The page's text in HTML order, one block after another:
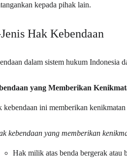
kepada pihak lain.
Hak Kebendaan
dalam sistem hukum Indonesia
yang Memberikan
kebendaan ini memberikan
kebendaan yang memberikan
Hak milik atas benda bergerak atau